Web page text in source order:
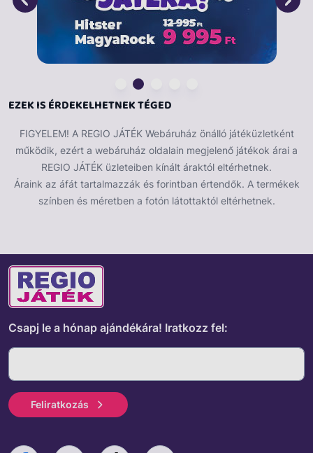
EZEK IS ÉRDEKELHETNEK TÉGED
FIGYELEM! A REGIO JÁTÉK Webáruház önálló játéküzletként
működik, ezért a webáruház oldalain megjelenő játékok árai a
REGIO JÁTÉK üzleteiben kínált áraktól eltérhetnek.
Áraink az áfát tartalmazzák és forintban értendők. A termékek
színben és méretben a fotón látottaktól eltérhetnek.
Csapj le a hónap ajándékára! Iratkozz fel:
Feliratkozás